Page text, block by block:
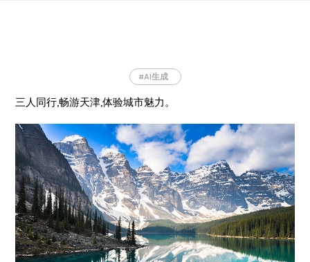
#AI生成
三人同行,畅游天津,体验城市魅力。